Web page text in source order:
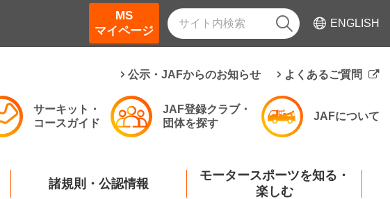
MS
マイページ
ENGLISH
公示・JAFからのお知らせ よくあるご質問
サーキット・
コースガイド
JAF登録クラブ・
団体を探す
JAFについて
諸規則・公認情報
モータースポーツを知る・
楽しむ